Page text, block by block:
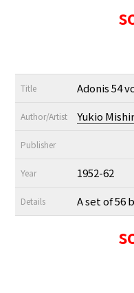
Title Adonis 54
Author/Artist Yukio
Publisher
Year 1952-62
Details A set of 56